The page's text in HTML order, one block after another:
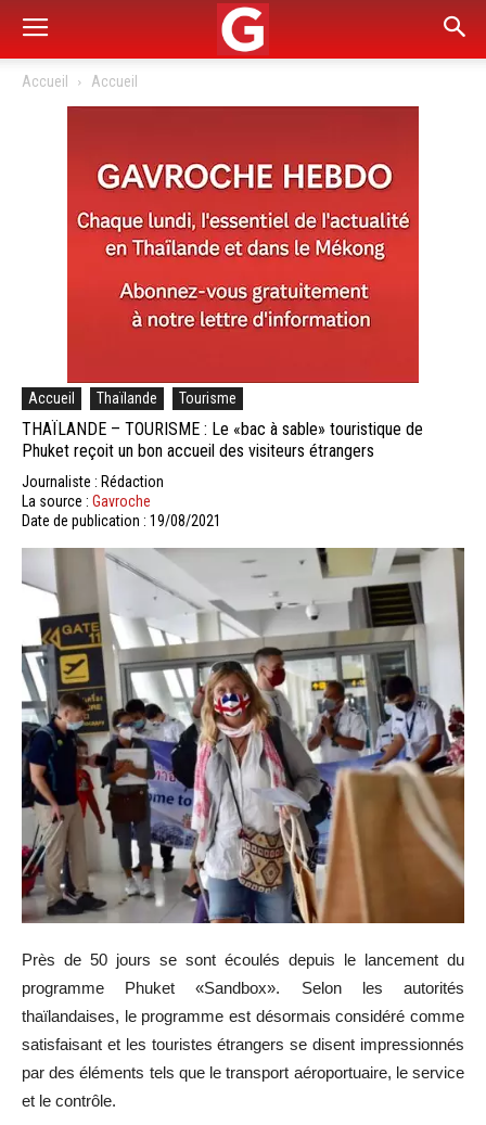
Accueil Accueil
Accueil Thaïlande Tourisme
THAÏLANDE – TOURISME : Le «bac à sable» touristique de
Phuket reçoit un bon accueil des visiteurs étrangers
Journaliste : Rédaction
La source : Gavroche
Date de publication : 19/08/2021
Près de 50 jours se sont écoulés depuis le lancement du
programme Phuket «Sandbox». Selon les autorités
thaïlandaises, le programme est désormais considéré comme
satisfaisant et les touristes étrangers se disent impressionnés
par des éléments tels que le transport aéroportuaire, le service
et le contrôle.